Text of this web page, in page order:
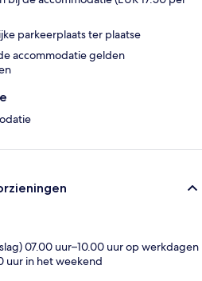
parkeerplaats ter plaatse
accommodatie gelden
07.00 uur–10.00 uur op werkdagen
uur in het weekend